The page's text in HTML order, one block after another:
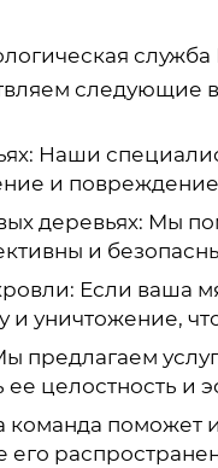
следующие
Наши
и
деревьях: Мы
и
Если ваша
и уничтожение,
предлагаем
целостность и
поможет